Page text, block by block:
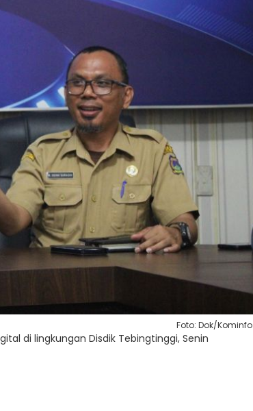
Foto: Dok/Kominfo
di lingkungan Disdik Tebingtinggi, Senin